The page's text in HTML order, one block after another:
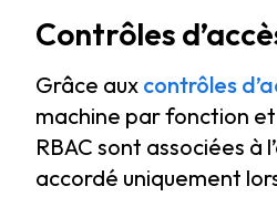
Contrôles
Grâce aux contrôles
machine par fonction
RBAC sont associées à
accordé uniquement